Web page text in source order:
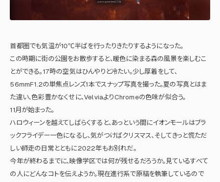
首都圏でも気温が10℃半ばを行ったりきたりするようになった。
この時期に街の公園をお散歩すると、暖色に染まる森の風景を楽しむこ
とができる。17時の空気はひんやりと冷たい。少し厚着をして、
56mmF1.2の単焦点レンズ1本でスナップ写真を撮った。夏の写真とはま
た違い、色彩豊かなくせに、VelviaよりChromeの色味が似合う。
11月が始まった。
ハロウィーンを越えてしばらくすると、あっという間にイオンモールはブラ
ックフライデー一色になるし、気がつけばクリスマス、そしてきっと慌ただ
しい師走の日常とともに2022年もお別れだ。
今年が終わるまでに、映像学区では何が残せるだろうか。見ているすべて
の人にどんなコトを伝えようか。現在進行系で原稿を執筆しているので